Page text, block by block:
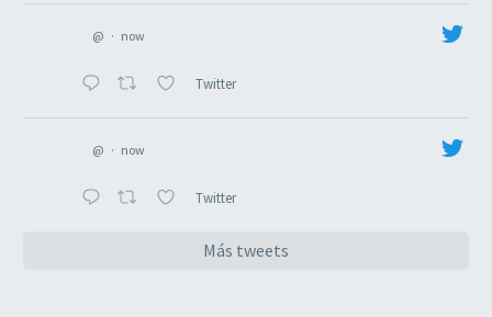
@ · now
Twitter
@ · now
Twitter
Más tweets